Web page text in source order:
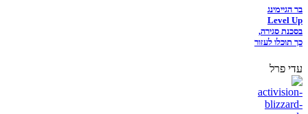
בר הגיימינג
Level Up
בסכנת סגירה,
כך תוכלו לעזור
עדי פרל